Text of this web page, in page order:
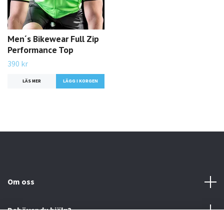
Men´s Bikewear Full Zip
Performance Top
390 kr
LÄS MER LÄGG I KORGEN
Om oss